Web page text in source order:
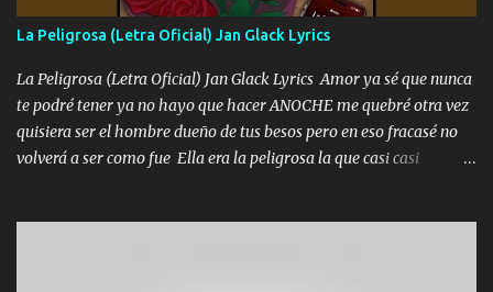
Especial sabe que lo apreciamos En los mejores antros me verán
tomando con mujeres hermosas y botellas destapando siempre
bien cuidado bien atrabancado y a los que me conocen ya saben de
lo que hablo Entre lob...
La Peligrosa (Letra Oficial) Jan Glack Lyrics
La Peligrosa (Letra Oficial) Jan Glack Lyrics Amor ya sé que nunca
te podré tener ya no hayo que hacer ANOCHE me quebré otra vez
quisiera ser el hombre dueño de tus besos pero en eso fracasé no
volverá a ser como fue Ella era la peligrosa la que casi casi